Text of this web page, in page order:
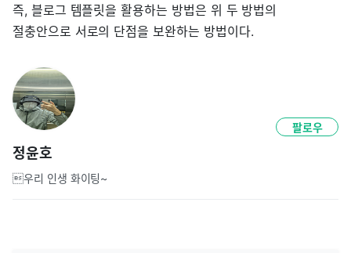
즉, 블로그 템플릿을 활용하는 방법은 위 두 방법의
절충안으로 서로의 단점을 보완하는 방법이다.
정윤호
우리 인생 화이팅~
팔로우